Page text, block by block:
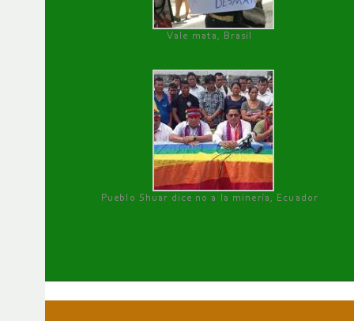
Vale mata, Brasil
Pueblo Shuar dice no a la minería, Ecuador